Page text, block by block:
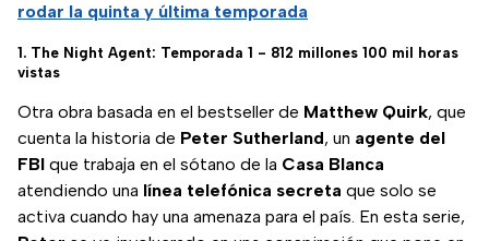
rodar la quinta y última temporada
1. The Night Agent: Temporada 1 - 812 millones 100 mil horas
vistas
Otra obra basada en el bestseller de Matthew Quirk, que
cuenta la historia de Peter Sutherland, un agente del
FBI que trabaja en el sótano de la Casa Blanca
atendiendo una línea telefónica secreta que solo se
activa cuando hay una amenaza para el país. En esta serie,